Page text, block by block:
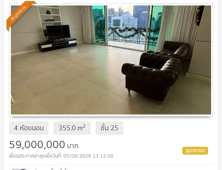
Premium
4 ห้องนอน 355.0m2 ชั้น 25
59,000,000 บาท
05/06/2026 13:13:00